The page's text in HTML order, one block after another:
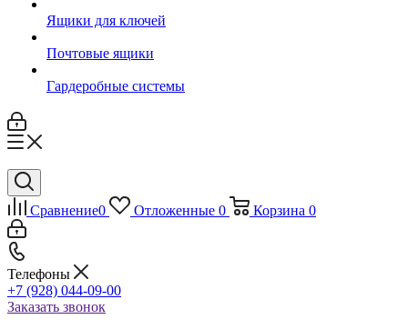
Ящики для ключей
Почтовые ящики
Гардеробные системы
Сравнение0 Отложенные 0 Корзина 0
Телефоны
+7 (928) 044-09-00
Заказать звонок